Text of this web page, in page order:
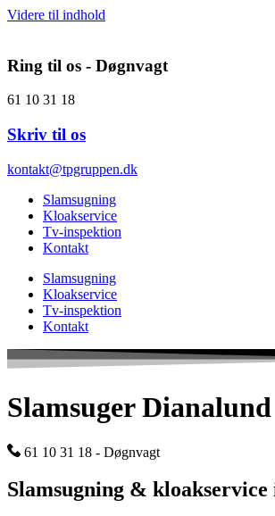
Videre til indhold
Ring til os - Døgnvagt
61 10 31 18
Skriv til os
kontakt@tpgruppen.dk
Slamsugning
Kloakservice
Tv-inspektion
Kontakt
Slamsugning
Kloakservice
Tv-inspektion
Kontakt
Slamsuger Dianalund
61 10 31 18 - Døgnvagt
Slamsugning &